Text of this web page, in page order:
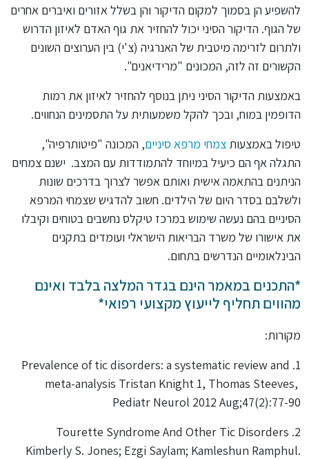
להשפיע הן בסמוך למקום הדיקור והן בשלל אזורים ואיברים אחרים
של הגוף. הדיקור הסיני יכול להחזיר את גוף האדם לאיזון הדרוש
ולתרום לזרימה מיטבית של האנרגיה (צ'י) בין הערוצים השונים
הקשורים זה לזה, המכונים "מרידיאנים".
באמצעות הדיקור הסיני ניתן בנוסף להחזיר לאיזון את רמות
הדופמין במוח, ובכך להקל משמעותית על התסמינים הנחווים.
טיפול באמצעות צמחי מרפא סיניים, המכונה "פיטותרפיה",
התגלה אף הם כיעיל במיוחד להתמודדות עם המצב. ישנם צמחים
הניתנים בהתאמה אישית ואותם אפשר לצרוך בדרכים שונות
ולשלבם בסדר היום של הילדים. חשוב להדגיש שצמחי המרפא
הסיניים בהם נעשה שימוש במרכז טיקלס נחשבים בטוחים וקיבלו
את אישורו של משרד הבריאות הישראלי ועומדים בתקנים
הבינלאומיים הנדרשים בתחום.
*התכנים במאמר הינם בגדר המלצה בלבד ואינם
מהווים תחליף לייעוץ מקצועי רפואי*
מקורות:
1. Prevalence of tic disorders: a systematic review and
meta-analysis Tristan Knight 1, Thomas Steeves,
Pediatr Neurol 2012 Aug;47(2):77-90
2. Tourette Syndrome And Other Tic Disorders
Kimberly S. Jones; Ezgi Saylam; Kamleshun Ramphul.